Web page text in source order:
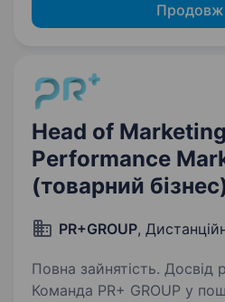
Head of
Performance
(товарний
PR+GROUP,
Повна зайнятість. Досвід
Команда PR+ GROUP у